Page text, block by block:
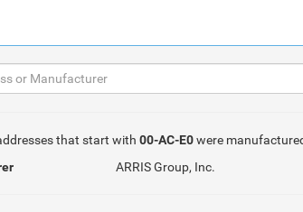
that start with 00-AC-E0were
ARRIS Group, Inc.